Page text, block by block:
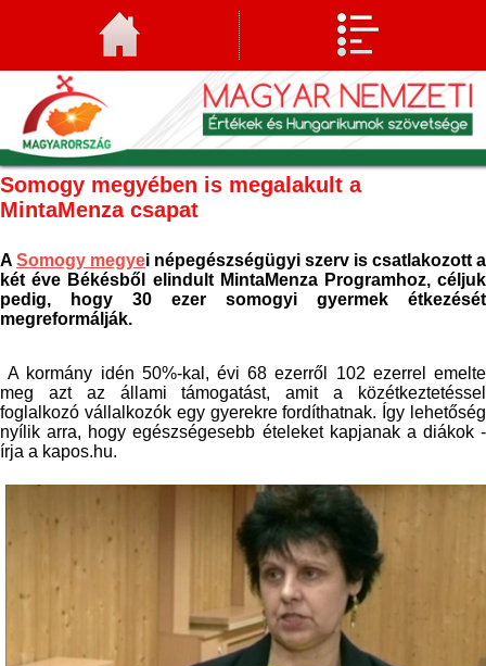
Somogy megyében is megalakult a
MintaMenza csapat
A Somogy megyei népegészségügyi szerv is csatlakozott a
két éve Békésből elindult MintaMenza Programhoz, céljuk
pedig, hogy 30 ezer somogyi gyermek étkezését
megreformálják.
A kormány idén 50%-kal, évi 68 ezerről 102 ezerrel emelte
meg azt az állami támogatást, amit a közétkeztetéssel
foglalkozó vállalkozók egy gyerekre fordíthatnak. Így lehetőség
nyílik arra, hogy egészségesebb ételeket kapjanak a diákok -
írja a kapos.hu.